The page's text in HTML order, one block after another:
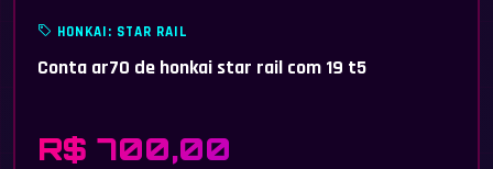
HONKAI: STAR RAIL
Conta ar70 de honkai star rail com 19 t5
R$ 700,00